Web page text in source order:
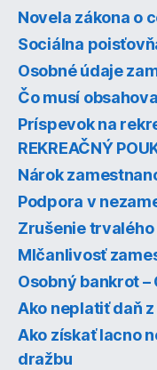
Novela zákona o
Sociálna
Osobné údaje
Čo musí
Príspevok na
REKREAČNÝ
Nárok
Podpora v
Zrušenie
Mlčanlivosť
Osobný bankrot –
Ako neplatiť daň
Ako získať lacno
dražbu